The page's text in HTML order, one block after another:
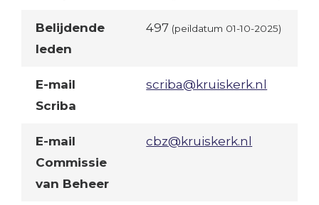
Belijdende
leden
497 (peildatum 01-10-2025)
E-mail
Scriba
scriba@kruiskerk.nl
E-mail
Commissie
van Beheer
cbz@kruiskerk.nl